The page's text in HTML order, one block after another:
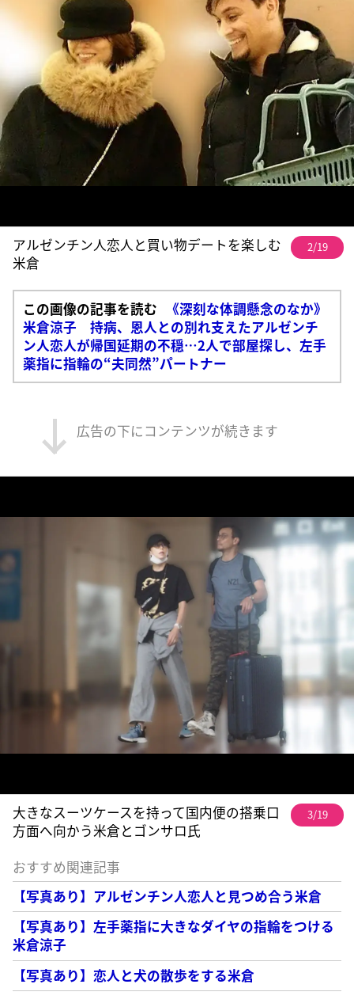
アルゼンチン人恋人と買い物デートを楽しむ
米倉
2/19
この画像の記事を読む
《深刻な体調懸念のなか》
米倉涼子 持病、恩人との別れ支えたアルゼンチ
ン人恋人が帰国延期の不穏…2人で部屋探し、左手
薬指に指輪の“夫同然”パートナー
広告の下にコンテンツが続きます
大きなスーツケースを持って国内便の搭乗口
方面へ向かう米倉とゴンサロ氏
3/19
おすすめ関連記事
【写真あり】アルゼンチン人恋人と見つめ合う米倉
【写真あり】左手薬指に大きなダイヤの指輪をつける
米倉涼子
【写真あり】恋人と犬の散歩をする米倉